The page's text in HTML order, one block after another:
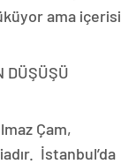
ama içerisi
DÜŞÜŞÜ
Çam,
İstanbul’da